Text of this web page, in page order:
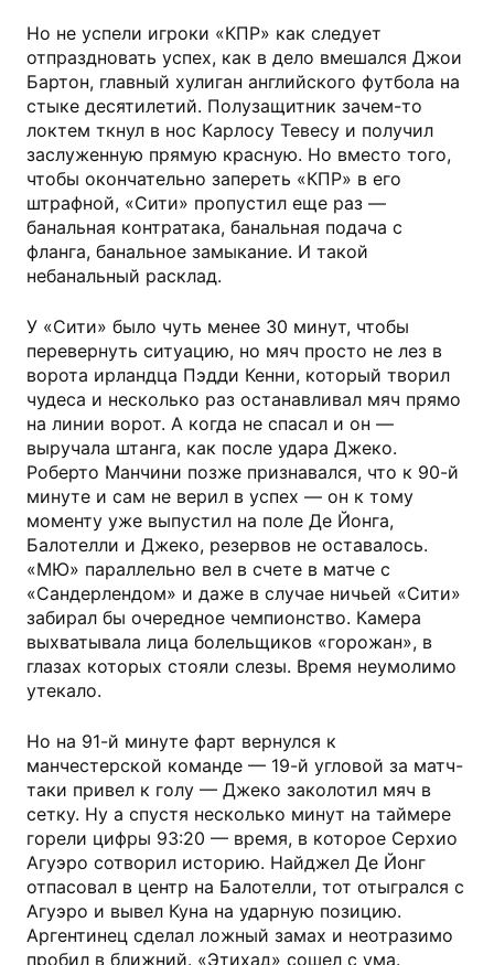
Но не успели игроки «КПР» как следует
отпраздновать успех, как в дело вмешался Джои
Бартон, главный хулиган английского футбола на
стыке десятилетий. Полузащитник зачем-то
локтем ткнул в нос Карлосу Тевесу и получил
заслуженную прямую красную. Но вместо того,
чтобы окончательно запереть «КПР» в его
штрафной, «Сити» пропустил еще раз —
банальная контратака, банальная подача с
фланга, банальное замыкание. И такой
небанальный расклад.
У «Сити» было чуть менее 30 минут, чтобы
перевернуть ситуацию, но мяч просто не лез в
ворота ирландца Пэдди Кенни, который творил
чудеса и несколько раз останавливал мяч прямо
на линии ворот. А когда не спасал и он —
выручала штанга, как после удара Джеко.
Роберто Манчини позже признавался, что к 90-й
минуте и сам не верил в успех — он к тому
моменту уже выпустил на поле Де Йонга,
Балотелли и Джеко, резервов не оставалось.
«МЮ» параллельно вел в счете в матче с
«Сандерлендом» и даже в случае ничьей «Сити»
забирал бы очередное чемпионство. Камера
выхватывала лица болельщиков «горожан», в
глазах которых стояли слезы. Время неумолимо
утекало.
Но на 91-й минуте фарт вернулся к
манчестерской команде — 19-й угловой за матч-
таки привел к голу — Джеко заколотил мяч в
сетку. Ну а спустя несколько минут на таймере
горели цифры 93:20 — время, в которое Серхио
Агуэро сотворил историю. Найджел Де Йонг
отпасовал в центр на Балотелли, тот отыгрался с
Агуэро и вывел Куна на ударную позицию.
Аргентинец сделал ложный замах и неотразимо
пробил в ближний. «Этихад» сошел с ума.